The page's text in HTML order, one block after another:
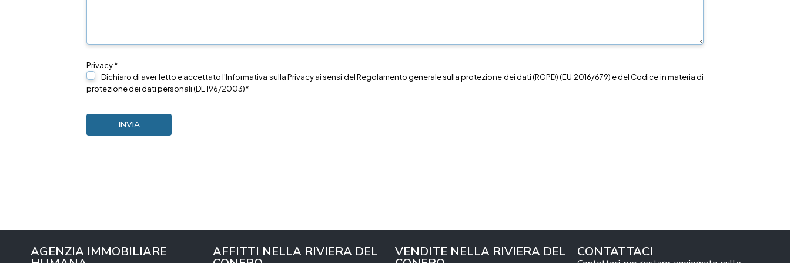
Privacy *
Dichiaro di aver letto e accettato l'Informativa sullaPrivacyai sensi del Regolamento generale sulla protezione dei dati (RGPD) (EU 2016/679) e del Codice in materia di
protezione dei dati personali (DL 196/2003)*
AGENZIA IMMOBILIARE AFFITTI NELLA RIVIERA DEL VENDITE NELLA RIVIERA DEL CONTATTACI